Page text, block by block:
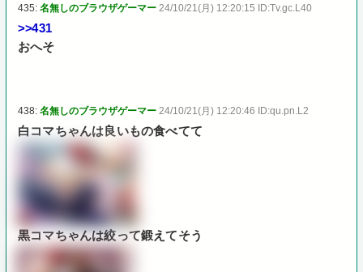
435:名無しのブラウザゲーマー 24/10/21(月) 12:20:15 ID:Tv.gc.L40
>>431
おへそ
438:名無しのブラウザゲーマー 24/10/21(月) 12:20:46 ID:qu.pn.L2
白コマちゃんは良いもの食べてて
黒コマちゃんは絞って鍛えてそう